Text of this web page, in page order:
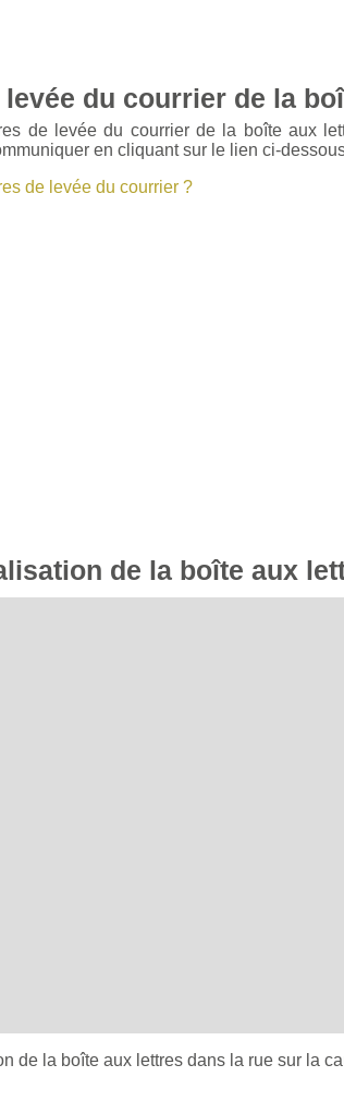
du courrier de la
de levée du courrier de la boîte aux
en cliquant sur le lien ci-
de levée du courrier ?
de la boîte aux
de la boîte aux lettres dans la rue sur la